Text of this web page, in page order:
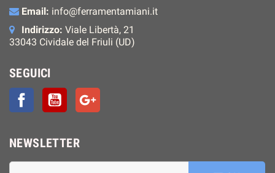
Email: info@ferramentamiani.it
Indirizzo: Viale Libertà, 21
33043 Cividale del Friuli (UD)
SEGUICI
FacebookYouTube
NEWSLETTER